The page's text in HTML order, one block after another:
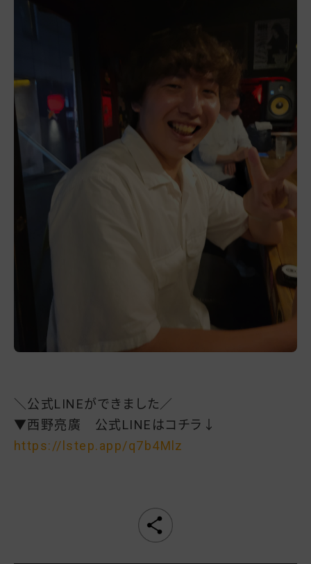
＼公式LINEができました／
▼西野亮廣 公式LINEはコチラ↓
https://lstep.app/q7b4Mlz